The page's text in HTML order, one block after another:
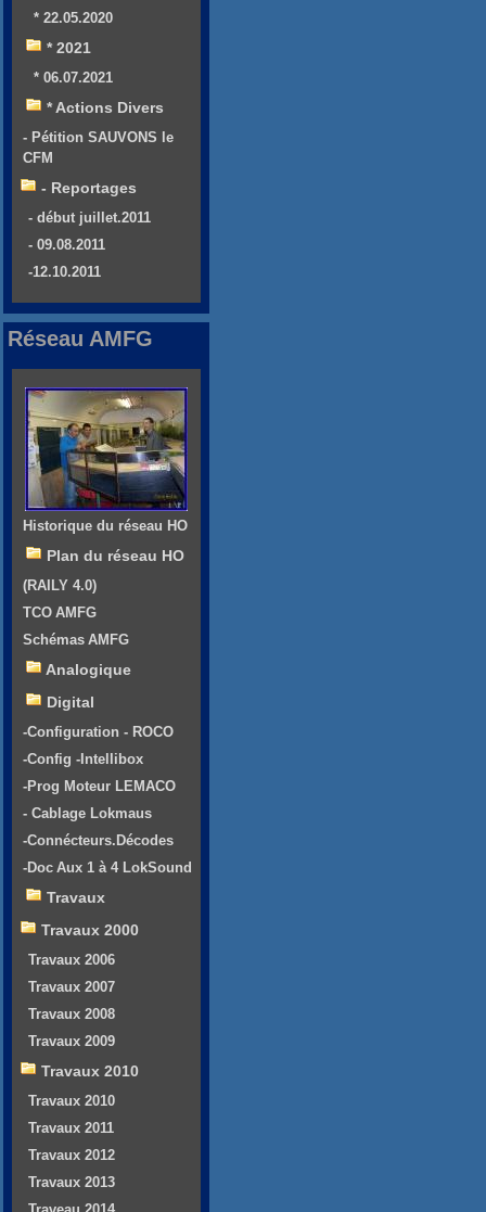
* 22.05.2020
* 2021
* 06.07.2021
* Actions Divers
- Pétition SAUVONS le
CFM
- Reportages
- début juillet.2011
- 09.08.2011
-12.10.2011
Réseau AMFG
Historique du réseau HO
Plan du réseau HO
(RAILY 4.0)
TCO AMFG
Schémas AMFG
Analogique
Digital
-Configuration - ROCO
-Config -Intellibox
-Prog Moteur LEMACO
- Cablage Lokmaus
-Connécteurs.Décodes
-Doc Aux 1 à 4 LokSound
Travaux
Travaux 2000
Travaux 2006
Travaux 2007
Travaux 2008
Travaux 2009
Travaux 2010
Travaux 2010
Travaux 2011
Travaux 2012
Travaux 2013